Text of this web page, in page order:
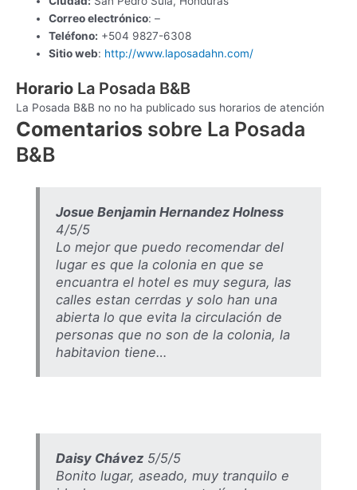
Correo electrónico: –
Teléfono: +504 9827-6308
Sitio web: http://www.laposadahn.com/
Horario La Posada B&B
La Posada B&B no no ha publicado sus horarios de atención
Comentarios sobre La Posada
B&B
Josue Benjamin Hernandez Holness
4/5/5
Lo mejor que puedo recomendar del
lugar es que la colonia en que se
encuantra el hotel es muy segura, las
calles estan cerrdas y solo han una
abierta lo que evita la circulación de
personas que no son de la colonia, la
habitavion tiene…
Daisy Chávez5/5/5
Bonito lugar, aseado, muy tranquilo e